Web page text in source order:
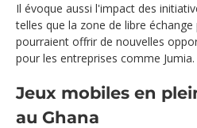
Il évoque aussi l'impact des
telles que la zone de libre
pourraient offrir de nouvelles
pour les entreprises comme Jumia.
Jeux mobiles en
au Ghana